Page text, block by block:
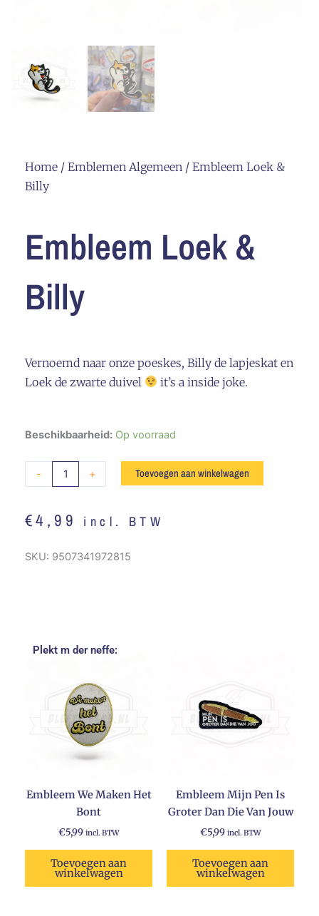
Home / Emblemen Algemeen / Embleem Loek &
Billy
Embleem Loek &
Billy
Vernoemd naar onze poeskes, Billy de lapjeskat en
Loek de zwarte duivel
it’s a inside joke.
Beschikbaarheid: Op voorraad
-
Embleem
Billy
+ Toevoegen aan winkelwagen
€4,99 incl. BTW
SKU: 9507341972815
Plekt m der neffe:
Embleem We Maken Het
Bont
€5,99 incl. BTW
Toevoegen aan
winkelwagen
Embleem Mijn Pen Is
Groter Dan Die Van Jouw
€5,99 incl. BTW
Toevoegen aan
winkelwagen